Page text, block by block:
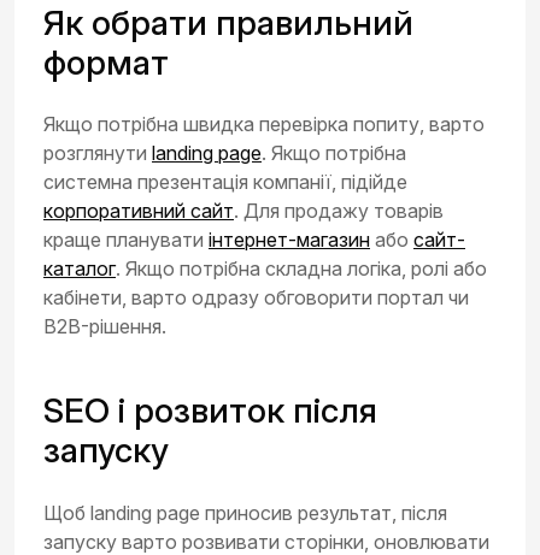
Як обрати правильний
формат
Якщо потрібна швидка перевірка попиту, варто
розглянути landing page. Якщо потрібна
системна презентація компанії, підійде
корпоративний сайт. Для продажу товарів
краще планувати інтернет-магазин або сайт-
каталог. Якщо потрібна складна логіка, ролі або
кабінети, варто одразу обговорити портал чи
B2B-рішення.
SEO і розвиток після
запуску
Щоб landing page приносив результат, після
запуску варто розвивати сторінки, оновлювати